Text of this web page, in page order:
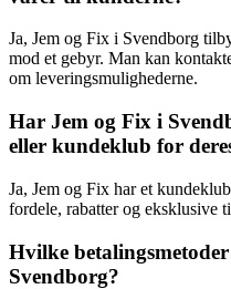
Ja, Jem og Fix i Svendborg
mod et gebyr. Man kan
om leveringsmulighederne.
Har Jem og Fix i
eller kundeklub for
Ja, Jem og Fix har et
fordele, rabatter og eksklusive
Hvilke
Svendborg?